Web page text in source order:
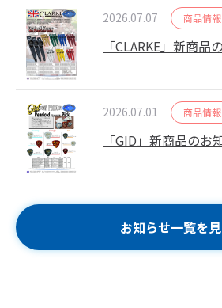
2026.07.07 商品情報
「CLARKE」新商品
2026.07.01 商品情報
「GID」新商品のお
お知らせ一覧を